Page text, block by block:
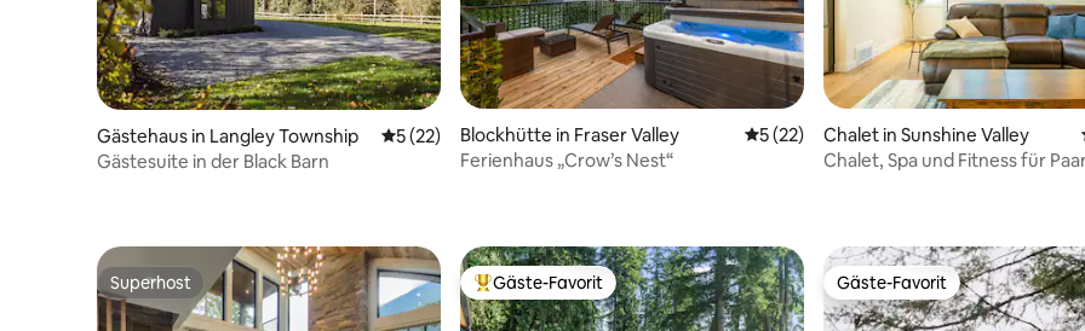
Gästehaus in Langley Township Durchschnittliche Bewertung: 5 von 5, 22 Bewertungen
5 (22)
Gästesuite in der Black Barn
Blockhütte in Fraser Valley Durchschnittliche Bewertung: 5 von 5,
5 (22)
Ferienhaus „Crow’s Nest“
Chalet in Sunshine Valley
Chalet, Spa und Fitness für
Superhost
Superhost Beliebter Gäste-Favorit.
Gäste-Favorit Gäste-Favorit
Gäste-Favorit